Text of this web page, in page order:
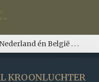
én België . . .
KROONLUCHTER